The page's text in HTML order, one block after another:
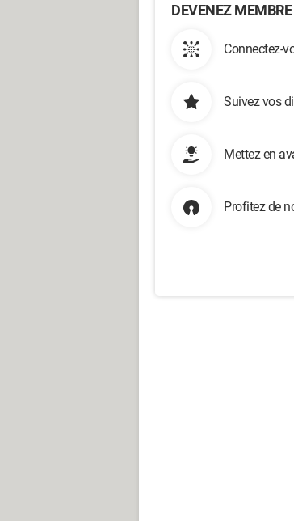
DEVENEZ
Connectez-
Suivez vos
Mettez en
Profitez de